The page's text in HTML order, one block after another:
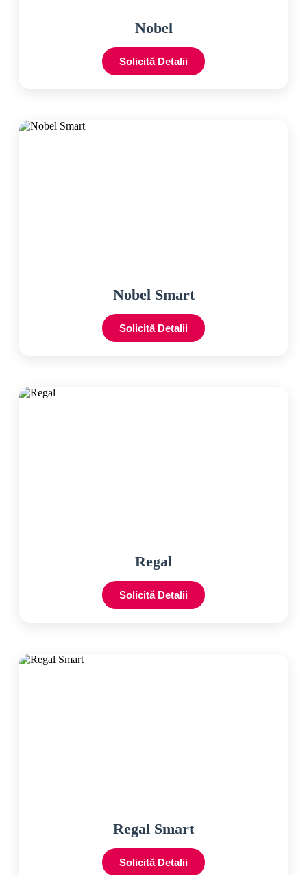
Nobel
Solicită Detalii
Nobel Smart
Solicită Detalii
Regal
Solicită Detalii
Regal Smart
Solicită Detalii